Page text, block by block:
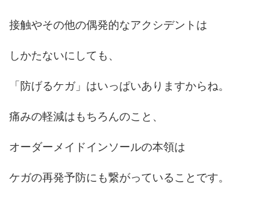
接触やその他の偶発的なアクシデントは
しかたないにしても、
「防げるケガ」はいっぱいありますからね。
痛みの軽減はもちろんのこと、
オーダーメイドインソールの本領は
ケガの再発予防にも繋がっていることです。